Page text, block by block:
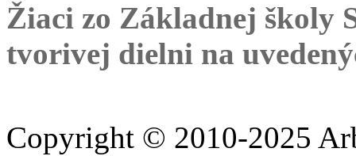
Žiaci zo Základnej školy
tvorivej dielni na
Copyright © 2010-2025